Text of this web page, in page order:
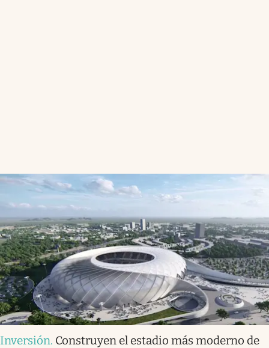
Inversión. Construyen el estadio más moderno de